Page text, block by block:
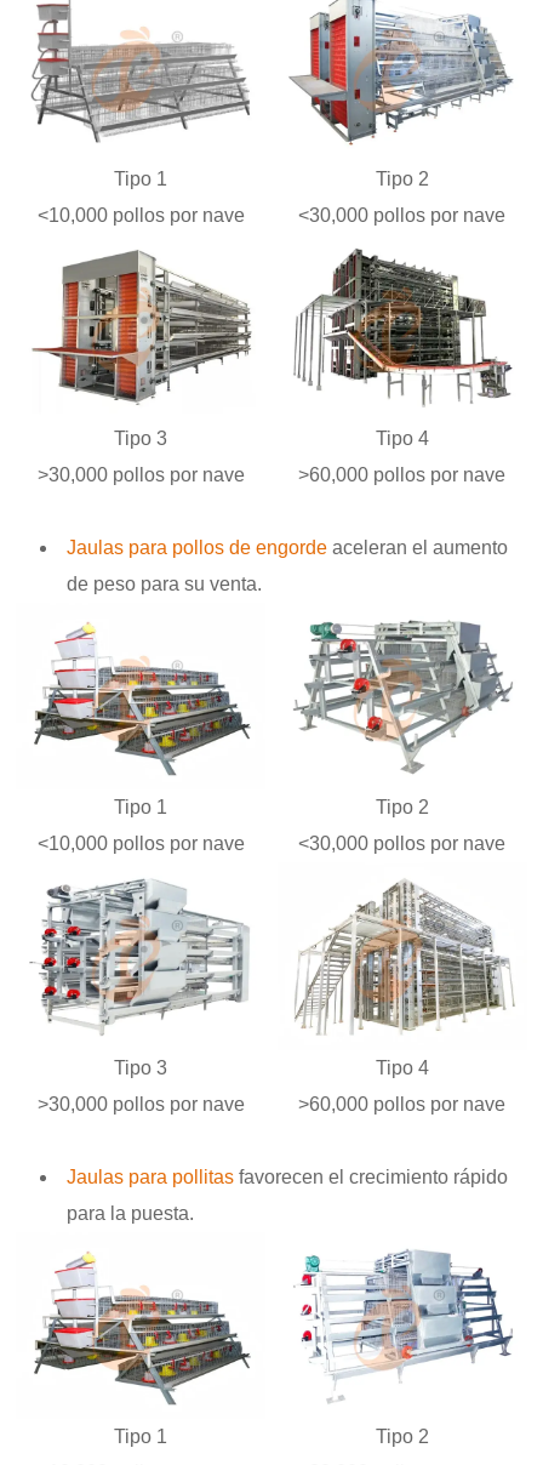
Tipo 1
<10,000 pollos por nave
Tipo 2
<30,000 pollos por nave
Tipo 3
>30,000 pollos por nave
Tipo 4
>60,000 pollos por nave
Jaulas para pollos de engorde aceleran el aumento
de peso para su venta.
Tipo 1
<10,000 pollos por nave
Tipo 2
<30,000 pollos por nave
Tipo 3
>30,000 pollos por nave
Tipo 4
>60,000 pollos por nave
Jaulas para pollitas favorecen el crecimiento rápido
para la puesta.
Tipo 1
Tipo 2